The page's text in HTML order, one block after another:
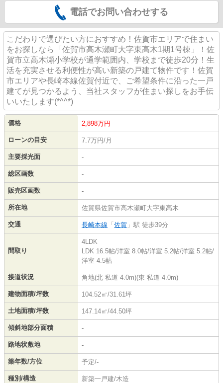
電話でお問い合わせする
こだわりで選びたい方におすすめ！佐賀市エリアで住まい
をお探しなら「佐賀市高木瀬町大字東高木1期1号棟」！佐
賀市立高木瀬小学校が通学範囲内、学校まで徒歩20分！生
活を充実させる利便性が高い新築の戸建て物件です！佐賀
市エリアや長崎本線佐賀付近で、ご希望条件に沿った一戸
建てが見つかるよう、当社スタッフが住まい探しをお手伝
いいたします(*^^*)
価格 2,898万円
ローンの目安 7.7万円/月
主要採光面 -
総区画数 -
販売区画数 -
所在地 佐賀県佐賀市高木瀬町大字東高木
交通 長崎本線 「 佐賀 」駅 徒歩39分
間取り
4LDK
LDK 16.5帖/洋室 8.0帖/洋室 5.2帖/洋室 5.2帖/
洋室 4.5帖
接道状況 角地(北 私道 4.0m)(東 私道 4.0m)
建物面積/坪数 104.52㎡/31.61坪
土地面積/坪数 147.14㎡/44.50坪
傾斜地部分面積 -
路地状敷地 -
築年数/方位 予定/-
種別/構造 新築一戸建/木造